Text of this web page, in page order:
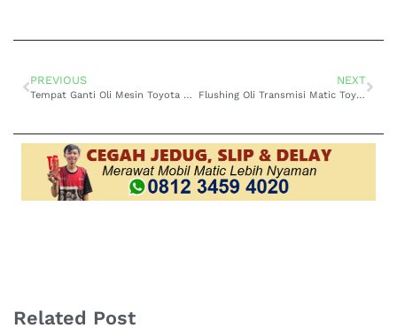
PREVIOUS
Tempat Ganti Oli Mesin Toyota Calya di Cibaduyut Solusi Perawatan Mobil yang Praktis dan Terpercaya
NEXT
Flushing Oli Transmisi Matic Toyota Corolla di Cibaduyut Biar Performa Tetap Nendang!
Related Post